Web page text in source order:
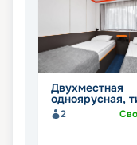
Двухместная
одноярусная,
2